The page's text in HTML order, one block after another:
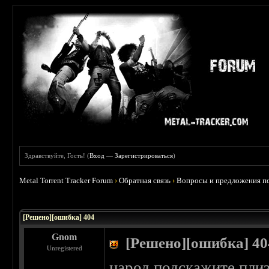
Здравствуйте, Гость! (Вход —Зарегистрироваться)
Metal Torrent Tracker Forum ›Обратная связь ›Вопросы и предложения
[Решено][ошибка] 404
Gnom
Unregistered [Решено][ошибка]